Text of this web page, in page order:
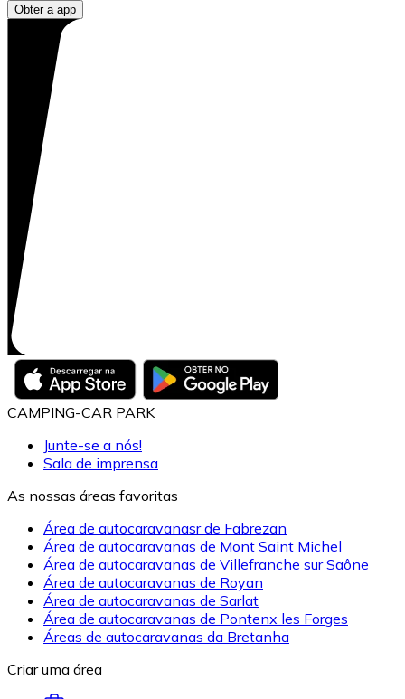
Obter a app
CAMPING-CAR PARK
Junte-se a nós!
Sala de imprensa
As nossas áreas favoritas
Área de autocaravanasr de Fabrezan
Área de autocaravanas de Mont Saint Michel
Área de autocaravanas de Villefranche sur Saône
Área de autocaravanas de Royan
Área de autocaravanas de Sarlat
Área de autocaravanas de Pontenx les Forges
Áreas de autocaravanas da Bretanha
Criar uma área